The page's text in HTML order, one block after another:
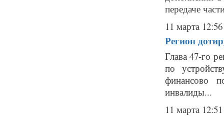
передаче
11 марта 12:56
Регион
Глава 47-го
по
финансово
инвалиды...
11 марта 12:51